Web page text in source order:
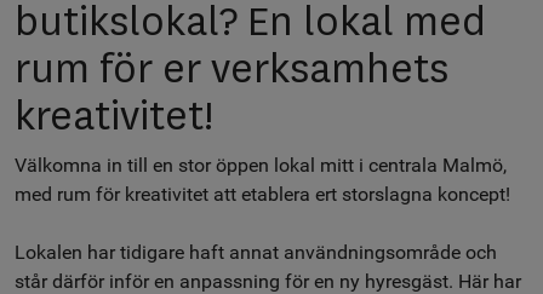
butikslokal? En lokal med
rum för er verksamhets
kreativitet!
Välkomna in till en stor öppen lokal mitt i centrala Malmö,
med rum för kreativitet att etablera ert storslagna koncept!
Lokalen har tidigare haft annat användningsområde och
står därför inför en anpassning för en ny hyresgäst. Här har